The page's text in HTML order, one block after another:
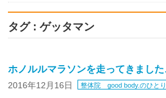
タグ : ゲッタマン
ホノルルマラソンを走ってきました
2016年12月16日 整体院 good body.のひと